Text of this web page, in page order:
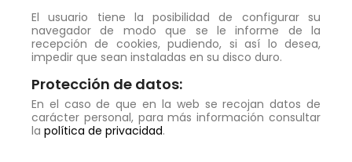
El usuario tiene la posibilidad de configurar su
navegador de modo que se le informe de la
recepción de cookies, pudiendo, si así lo desea,
impedir que sean instaladas en su disco duro.
Protección de datos:
En el caso de que en la web se recojan datos de
carácter personal, para más información consultar
la política de privacidad.